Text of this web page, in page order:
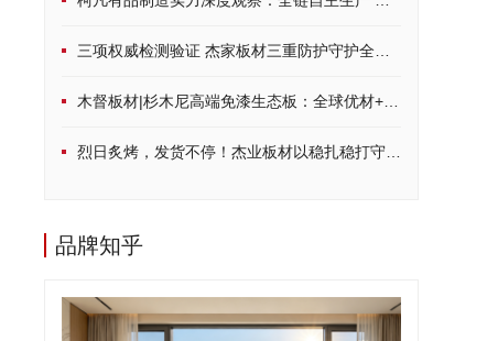
三项权威检测验证 杰家板材三重防护守护全周期居家健康
木督板材|杉木尼高端免漆生态板：全球优材+环保科技，定制品质家居
烈日炙烤，发货不停！杰业板材以稳扎稳打守护品质承诺
品牌知乎